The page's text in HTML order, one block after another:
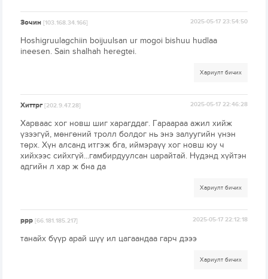
Зочин[103.168.34.166] 2025-05-17 23:54:50
Hoshigruulagchiin boijuulsan ur mogoi bishuu hudlaa
ineesen. Sain shalhah heregtei.
Хариулт бичих
Хиттрг[202.9.47.28] 2025-05-17 22:46:28
Харваас хог новш шиг харагддаг. Гараараа ажил хийж
үзээгүй, мөнгөний тролл болдог нь энэ залуугийн үнэн
төрх. Хүн алсанд итгэж бга, иймэраүү хог новш юу ч
хийхээс сийхгүй...гамбирдуулсан царайтай. Нүдэнд хүйтэн
адгийн л хар ж бна да
Хариулт бичих
ррр[66.181.185.217] 2025-05-17 22:12:18
танайх бүүр арай шүү ил цагаандаа гарч дэээ
Хариулт бичих